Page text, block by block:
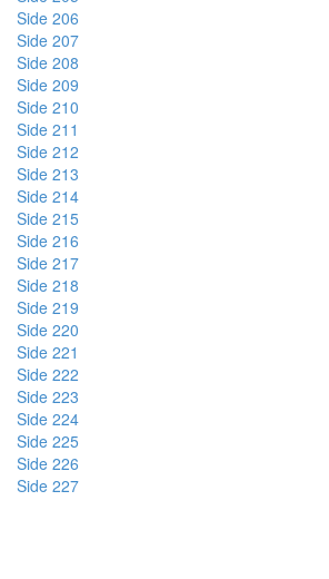
Side 206
Side 207
Side 208
Side 209
Side 210
Side 211
Side 212
Side 213
Side 214
Side 215
Side 216
Side 217
Side 218
Side 219
Side 220
Side 221
Side 222
Side 223
Side 224
Side 225
Side 226
Side 227